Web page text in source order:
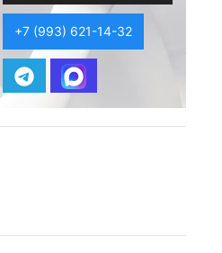
+7 (993) 621-14-32